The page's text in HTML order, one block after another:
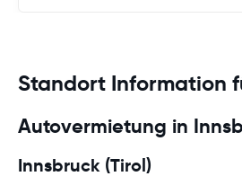
Standort Information
Autovermietung in
Innsbruck (Tirol)